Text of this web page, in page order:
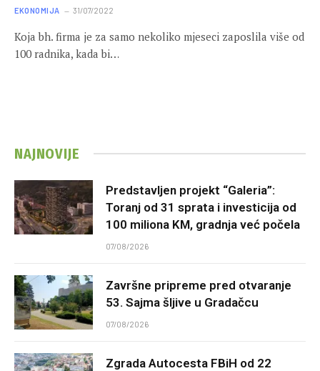
EKONOMIJA 31/07/2022
Koja bh. firma je za samo nekoliko mjeseci zaposlila više od
100 radnika, kada bi…
NAJNOVIJE
Predstavljen projekt “Galeria”:
Toranj od 31 sprata i investicija od
100 miliona KM, gradnja već počela
07/08/2026
Završne pripreme pred otvaranje
53. Sajma šljive u Gradačcu
07/08/2026
Zgrada Autocesta FBiH od 22